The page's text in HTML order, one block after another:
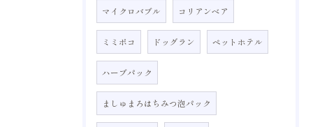
マイクロバブル コリアンベア
ミミポコ ドッグラン ペットホテル
ハーブパック
ましゅまろはちみつ泡パック